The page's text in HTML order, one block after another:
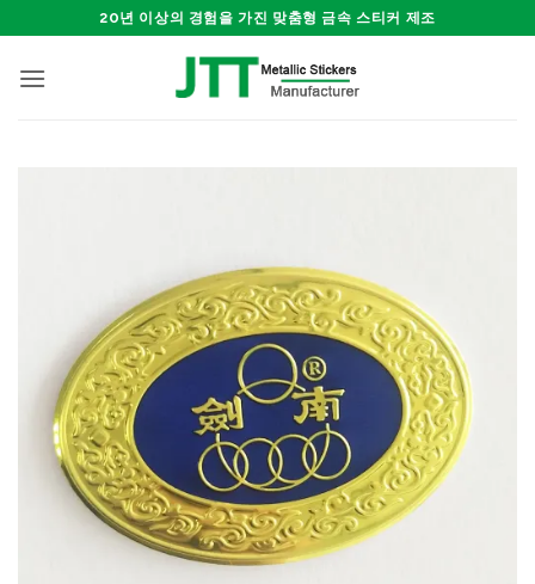
to
content
20년 이상의 경험을 가진 맞춤형 금속 스티커 제조